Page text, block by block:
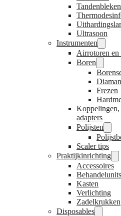
Tandenbleken
Ultrasoon
Instrumenten
Airrotoren en
Boren
Frezen
adapters
Polijsten
Scaler tips
Praktijkinrichting
Accessoires
Kasten
Verlichting
Zadelkrukken
Disposables